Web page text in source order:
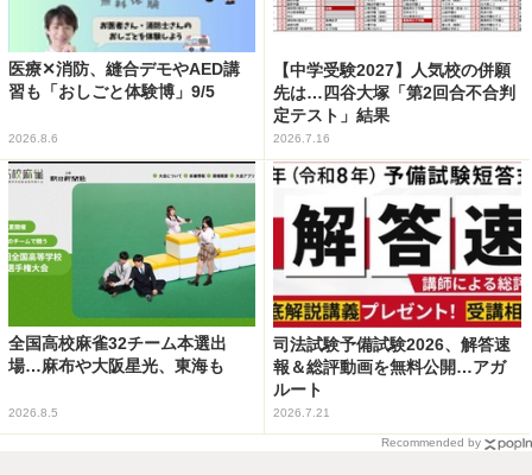
医療✕消防、縫合デモやAED講
習も「おしごと体験博」9/5
2026.8.6
【中学受験2027】人気校の併願
先は…四谷大塚「第2回合不合判
定テスト」結果
2026.7.16
全国高校麻雀32チーム本選出
場…麻布や大阪星光、東海も
2026.8.5
司法試験予備試験2026、解答速
報＆総評動画を無料公開…アガ
ルート
2026.7.21
Recommended by